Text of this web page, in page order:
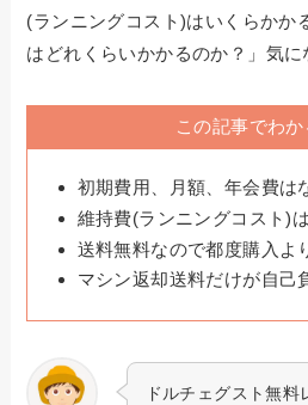
(ランニングコスト)はいくらかか
はどれくらいかかるのか？」気に
この記事でわか
初期費用、月額、年会費は
維持費(ランニングコスト)
送料無料なので都度購入よ
マシン返却送料だけが自己
ドルチェグスト無